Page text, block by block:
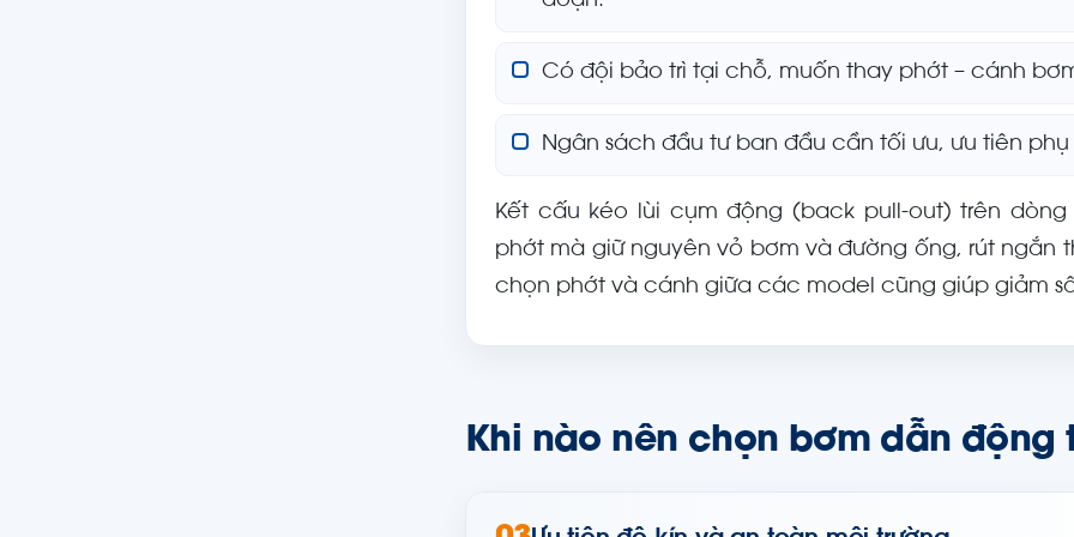
Có đội bảo trì tại chỗ, muốn thay phớt – cánh
Ngân sách đầu tư ban đầu cần tối ưu, ưu tiên
Kết cấu kéo lùi cụm động (back pull-out) trên
phớt mà giữ nguyên vỏ bơm và đường ống, rút ngắn
chọn phớt và cánh giữa các model cũng giúp giảm
Khi nào nên chọn bơm dẫn động